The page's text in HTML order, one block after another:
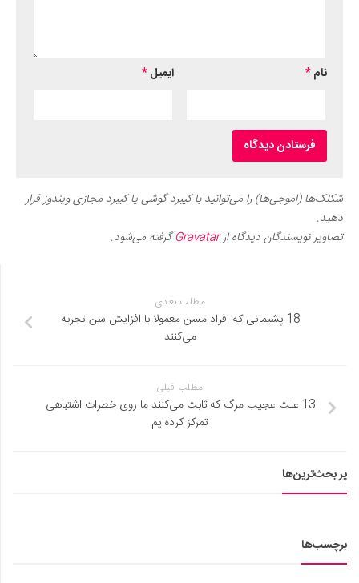
نام* ایمیل*
شکلک‌ها (اموجی‌ها) را می‌توانید با کیبرد گوشی یا کیبرد مجازی ویندوز قرار
دهید.
تصاویر نویسندگان دیدگاه ازGravatarگرفته می‌شود.
مطلب بعدی
18 پشیمانی که افراد مسن معمولا با افزایش سن تجربه
می‌کنند
مطلب قبلی
13 علت عجیب مرگ که ثابت می‌کنند ما روی خطرات اشتباهی
تمرکز کرده‌ایم
پر بحث‌ترین‌ها
برچسب‌ها